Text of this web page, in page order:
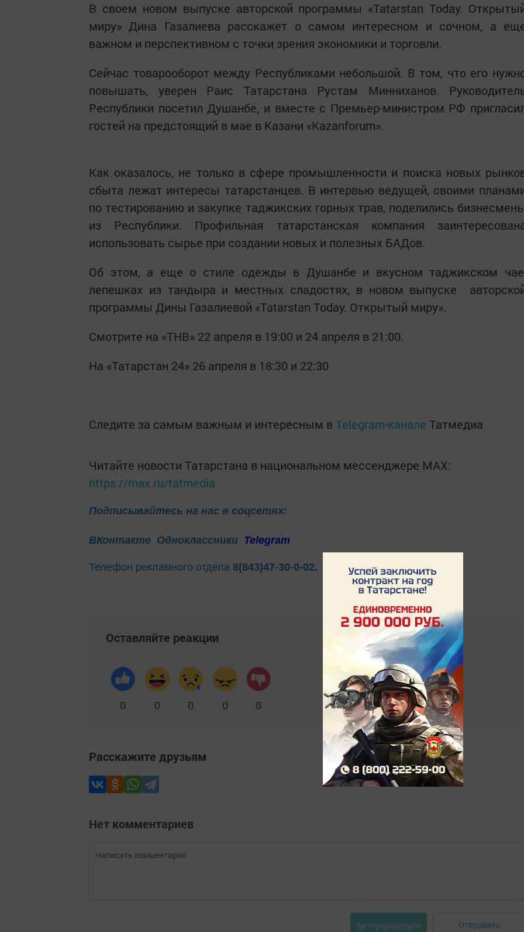
В своем новом выпуске авторской программы «Tatarstan Today.
миру» Дина Газалиева расскажет о самом интересном и сочном, а
важном и перспективном с точки зрения экономики и торговли.
Сейчас товарооборот между Республиками небольшой. В том, что его
повышать, уверен Раис Татарстана Рустам Минниханов.
Республики посетил Душанбе, и вместе с Премьер-министром РФ
гостей на предстоящий в мае в Казани «Kazanforum».
Как оказалось, не только в сфере промышленности и поиска новых
сбыта лежат интересы татарстанцев. В интервью ведущей, своими
по тестированию и закупке таджикских горных трав, поделились
из Республики. Профильная татарстанская компания
использовать сырье при создании новых и полезных БАДов.
Об этом, а еще о стиле одежды в Душанбе и вкусном таджикском
лепешках из тандыра и местных сладостях, в новом выпуске
программы Дины Газалиевой «Tatarstan Today. Открытый миру».
Смотрите на «ТНВ» 22 апреля в 19:00 и 24 апреля в 21:00.
На «Татарстан 24» 26 апреля в 18:30 и 22:30
Следите за самым важным и интересным в Telegram-канале Татмедиа
Читайте новости Татарстана в национальном мессенджере MАХ:
https://max.ru/tatmedia
Подписывайтесь на нас в соцсетях:
ВКонтакте Одноклассники Telegram
Телефон рекламного отдела 8(843)47-30-0-02.
Оставляйте реакции
0 0 0 0 0
Расскажите друзьям
Нет комментариев
Авторизоваться Отправить